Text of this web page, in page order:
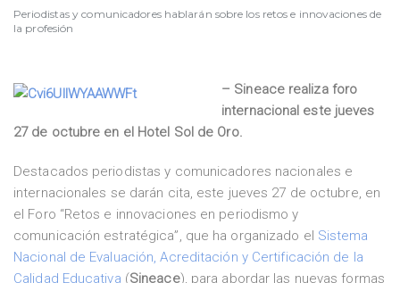
Periodistas y comunicadores hablarán sobre los retos e innovaciones de
la profesión
– Sineace realiza foro
internacional este jueves
27 de octubre en el Hotel Sol de Oro.
Destacados periodistas y comunicadores nacionales e
internacionales se darán cita, este jueves 27 de octubre, en
el Foro “Retos e innovaciones en periodismo y
comunicación estratégica”, que ha organizado el Sistema
Nacional de Evaluación, Acreditación y Certificación de la
Calidad Educativa (Sineace), para abordar las nuevas formas